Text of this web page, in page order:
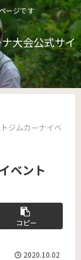
ージです
大会公式サイ
ジムカーナイベ
ベント
コピー
2020.10.02